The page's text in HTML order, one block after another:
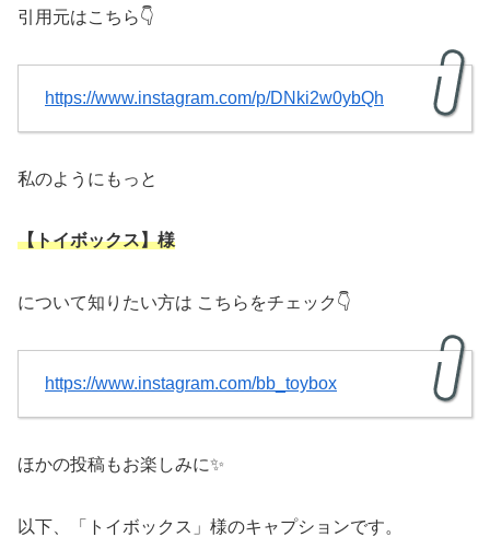
引用元はこちら👇
https://www.instagram.com/p/DNki2w0ybQh
私のようにもっと
【トイボックス】様
について知りたい方は こちらをチェック👇
https://www.instagram.com/bb_toybox
ほかの投稿もお楽しみに✨
以下、「トイボックス」様のキャプションです。